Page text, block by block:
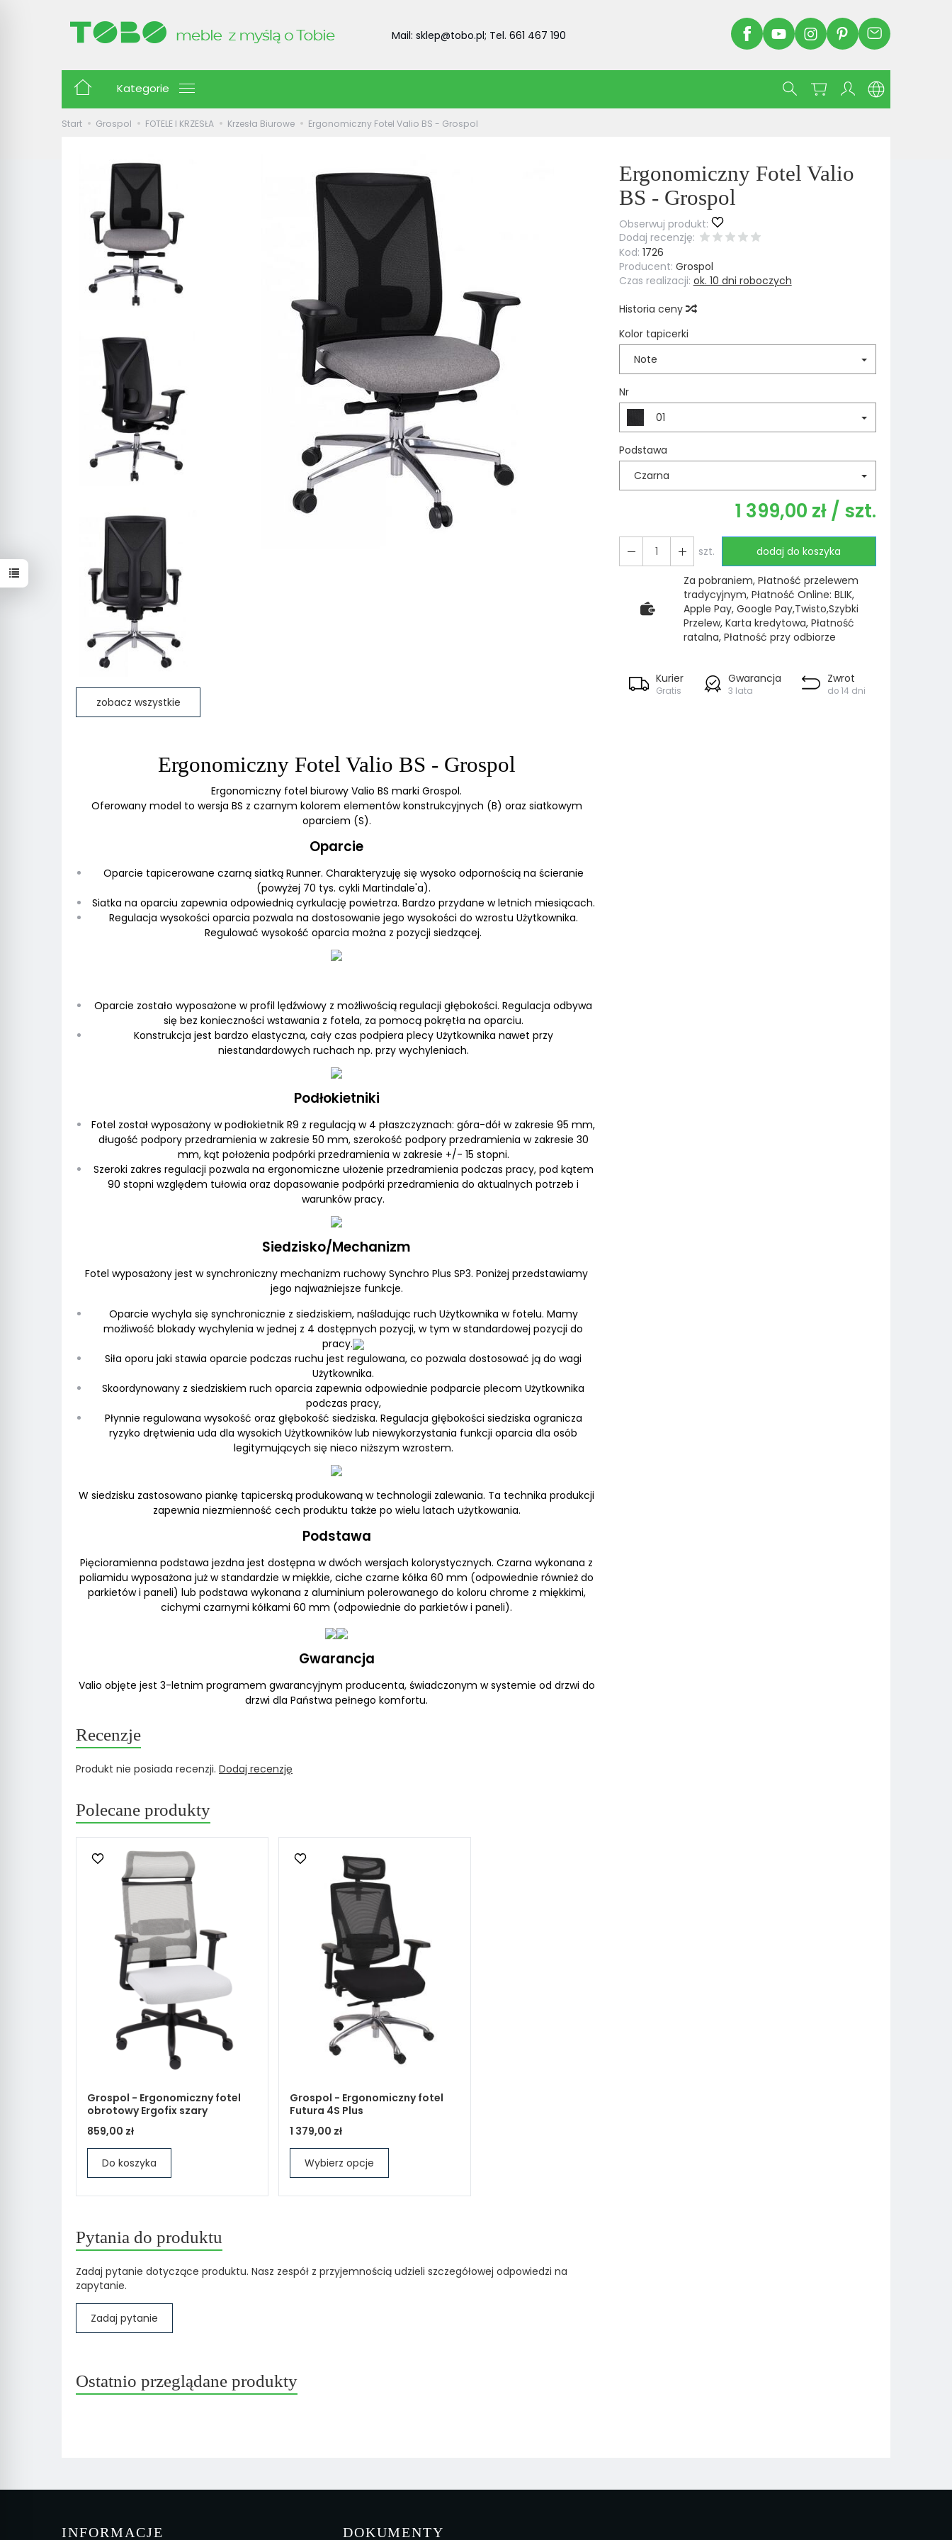
Mail: sklep@tobo.pl; Tel. 661 467 190
Kategorie
Start Grospol FOTELE I KRZESŁA Krzesła Biurowe Ergonomiczny Fotel Valio BS - Grospol
zobacz wszystkie
Ergonomiczny Fotel Valio
BS - Grospol
Obserwuj produkt:
Dodaj recenzję:
Kod: 1726
Producent: Grospol
Czas realizacji: ok. 10 dni roboczych
Historia ceny
Kolor tapicerki
Note
Nr
01
Podstawa
Czarna
1 399,00 zł / szt.
szt. dodaj do koszyka
Za pobraniem, Płatność przelewem
tradycyjnym, Płatność Online: BLIK,
Apple Pay, Google Pay,Twisto,Szybki
Przelew, Karta kredytowa, Płatność
ratalna, Płatność przy odbiorze
Kurier
Gratis
Gwarancja
3 lata
Zwrot
do 14 dni
Ergonomiczny Fotel Valio BS - Grospol
Ergonomiczny fotel biurowy Valio BS marki Grospol.
Oferowany model to wersja BS z czarnym kolorem elementów konstrukcyjnych (B) oraz siatkowym
oparciem (S).
Oparcie
Oparcie tapicerowane czarną siatką Runner. Charakteryzuję się wysoko odpornością na ścieranie
(powyżej 70 tys. cykli Martindale'a).
Siatka na oparciu zapewnia odpowiednią cyrkulację powietrza. Bardzo przydane w letnich miesiącach.
Regulacja wysokości oparcia pozwala na dostosowanie jego wysokości do wzrostu Użytkownika.
Regulować wysokość oparcia można z pozycji siedzącej.
Oparcie zostało wyposażone w profil lędźwiowy z możliwością regulacji głębokości. Regulacja odbywa
się bez konieczności wstawania z fotela, za pomocą pokrętła na oparciu.
Konstrukcja jest bardzo elastyczna, cały czas podpiera plecy Użytkownika nawet przy
niestandardowych ruchach np. przy wychyleniach.
Podłokietniki
Fotel został wyposażony w podłokietnik R9 z regulacją w 4 płaszczyznach: góra-dół w zakresie 95 mm,
długość podpory przedramienia w zakresie 50 mm, szerokość podpory przedramienia w zakresie 30
mm, kąt położenia podpórki przedramienia w zakresie +/- 15 stopni.
Szeroki zakres regulacji pozwala na ergonomiczne ułożenie przedramienia podczas pracy, pod kątem
90 stopni względem tułowia oraz dopasowanie podpórki przedramienia do aktualnych potrzeb i
warunków pracy.
Siedzisko/Mechanizm
Fotel wyposażony jest w synchroniczny mechanizm ruchowy Synchro Plus SP3. Poniżej przedstawiamy
jego najważniejsze funkcje.
Oparcie wychyla się synchronicznie z siedziskiem, naśladując ruch Użytkownika w fotelu. Mamy
możliwość blokady wychylenia w jednej z 4 dostępnych pozycji, w tym w standardowej pozycji do
pracy.
Siła oporu jaki stawia oparcie podczas ruchu jest regulowana, co pozwala dostosować ją do wagi
Użytkownika.
Skoordynowany z siedziskiem ruch oparcia zapewnia odpowiednie podparcie plecom Użytkownika
podczas pracy,
Płynnie regulowana wysokość oraz głębokość siedziska. Regulacja głębokości siedziska ogranicza
ryzyko drętwienia uda dla wysokich Użytkowników lub niewykorzystania funkcji oparcia dla osób
legitymujących się nieco niższym wzrostem.
W siedzisku zastosowano piankę tapicerską produkowaną w technologii zalewania. Ta technika produkcji
zapewnia niezmienność cech produktu także po wielu latach użytkowania.
Podstawa
Pięcioramienna podstawa jezdna jest dostępna w dwóch wersjach kolorystycznych. Czarna wykonana z
poliamidu wyposażona już w standardzie w miękkie, ciche czarne kółka 60 mm (odpowiednie również do
parkietów i paneli) lub podstawa wykonana z aluminium polerowanego do koloru chrome z miękkimi,
cichymi czarnymi kółkami 60 mm (odpowiednie do parkietów i paneli).
Gwarancja
Valio objęte jest 3-letnim programem gwarancyjnym producenta, świadczonym w systemie od drzwi do
drzwi dla Państwa pełnego komfortu.
Recenzje
Produkt nie posiada recenzji. Dodaj recenzję
Polecane produkty
Grospol - Ergonomiczny fotel
obrotowy Ergofix szary
859,00 zł
Do koszyka
Grospol - Ergonomiczny fotel
Futura 4S Plus
1 379,00 zł
Wybierz opcje
Pytania do produktu
Zadaj pytanie dotyczące produktu. Nasz zespół z przyjemnością udzieli szczegółowej odpowiedzi na
zapytanie.
Zadaj pytanie
Ostatnio przeglądane produkty
INFORMACJE DOKUMENTY